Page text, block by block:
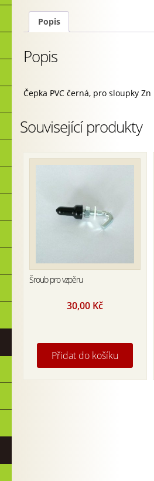
Popis
Popis
Čepka PVC černá, pro sloupky
Související produkty
Šroub pro vzpěru
30,00 Kč
Přidat do košíku